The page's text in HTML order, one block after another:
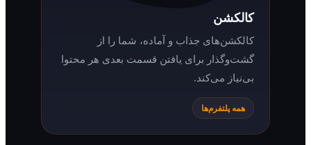
کالکشن‌های جذاب و آماده، شما را از
گشت‌وگذار برای یافتن قسمت بعدی هر محتوا
بی‌نیاز می‌کند.
همه پلتفرم‌ها